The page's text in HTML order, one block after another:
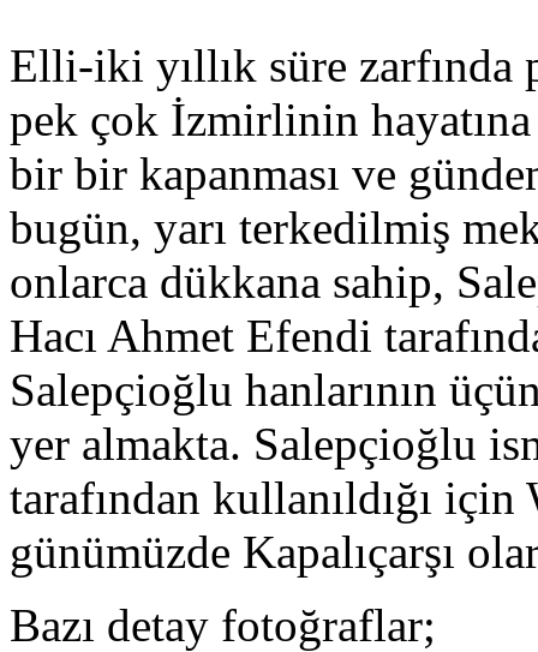
Elli-iki yıllık süre zarfında
pek çok İzmirlinin
bir bir kapanması ve
bugün, yarı terkedilmiş
onlarca dükkana sahip,
Hacı Ahmet Efendi
Salepçioğlu hanlarının
yer almakta. Salepçioğlu
tarafından kullanıldığı
günümüzde Kapalıçarşı
Bazı detay fotoğraflar;